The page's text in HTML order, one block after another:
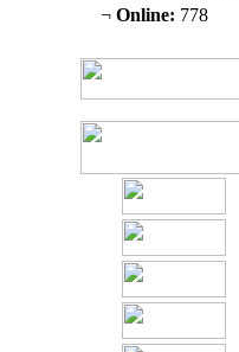
¬ Online: 778